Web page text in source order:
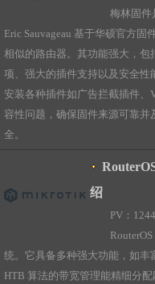
梅林固件
Eric Sauvageau 基于华硕官方
相似的路由器。其功能强大，
项、强大的插件支持以及安全性
安装各种插件如广告拦截插件、
容性问题，确保固件来源可靠
全。
绍
PV：
统。它具备多种强大功能，如
HTB 算法的带宽管理能精细分